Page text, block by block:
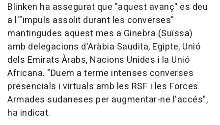
Blinken ha assegurat que "aquest avanç" es deu
a l'"impuls assolit durant les converses"
mantingudes aquest mes a Ginebra (Suïssa)
amb delegacions d'Aràbia Saudita, Egipte, Unió
dels Emirats Àrabs, Nacions Unides i la Unió
Africana. "Duem a terme intenses converses
presencials i virtuals amb les RSF i les Forces
Armades sudaneses per augmentar-ne l'accés",
ha indicat.